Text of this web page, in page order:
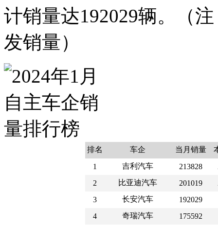
计销量达192029辆。（
发销量）
排名 车企 当月销量
1 吉利汽车 213828
2
比亚迪汽车 201019
3
长安汽车 192029
4
奇瑞汽车 175592